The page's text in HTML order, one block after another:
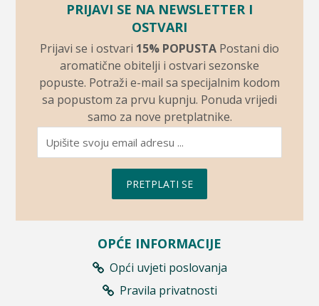
PRIJAVI SE NA NEWSLETTER I
OSTVARI
Prijavi se i ostvari 15% POPUSTA Postani dio
aromatične obitelji i ostvari sezonske
popuste. Potraži e-mail sa specijalnim kodom
sa popustom za prvu kupnju. Ponuda vrijedi
samo za nove pretplatnike.
PRETPLATI SE
OPĆE INFORMACIJE
Opći uvjeti poslovanja
Pravila privatnosti